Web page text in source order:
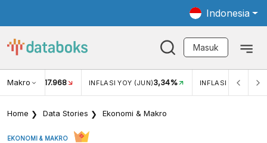
Indonesia
Masuk
Makro
USD/IDR 17.968 INFLASI YOY (JUN)3,34% INFLASI MOM
Home Data Stories Ekonomi & Makro
EKONOMI & MAKRO